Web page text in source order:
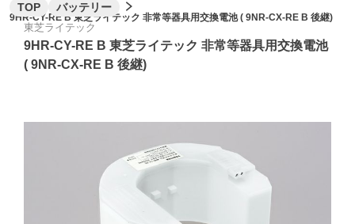
TOP バッテリー
9HR-CY-RE B 東芝ライテック 非常等器具用交換電池 ( 9NR-CX-RE B 後継)
東芝ライテック
9HR-CY-RE B 東芝ライテック 非常等器具用交換電池
( 9NR-CX-RE B 後継)